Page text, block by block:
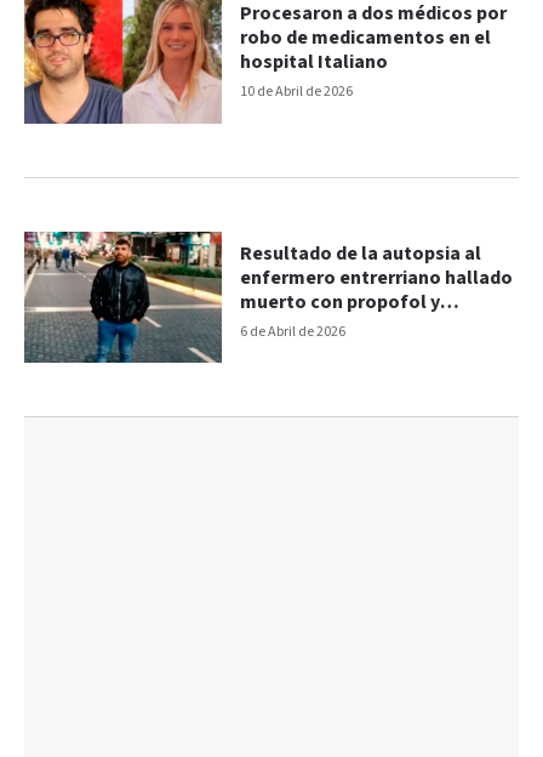
10 de Abril de 2026
Procesaron a dos médicos por
robo de medicamentos en el
hospital Italiano
6 de Abril de 2026
Resultado de la autopsia al
enfermero entrerriano hallado
muerto con propofol y
fentanilo